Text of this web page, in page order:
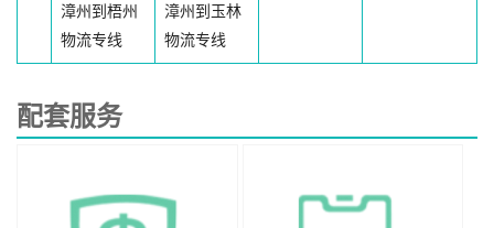
漳州到梧州
物流专线
漳州到玉林
物流专线
配套服务